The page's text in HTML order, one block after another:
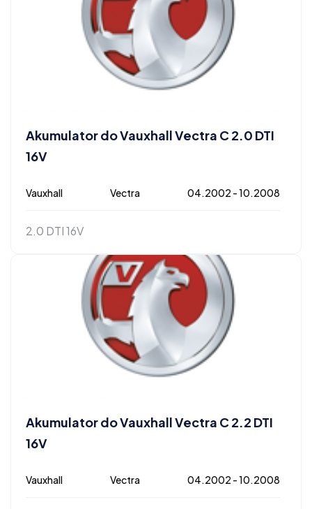
Akumulator do Vauxhall Vectra C 2.0 DTI
16V
Vauxhall Vectra 04.2002 - 10.2008
2.0 DTI 16V
Akumulator do Vauxhall Vectra C 2.2 DTI
16V
Vauxhall Vectra 04.2002 - 10.2008